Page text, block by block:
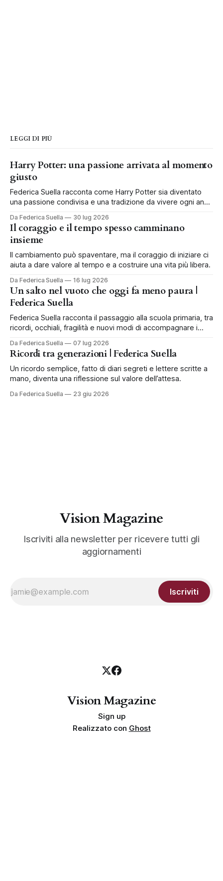
LEGGI DI PIÙ
Harry Potter: una passione arrivata al momento
giusto
Federica Suella racconta come Harry Potter sia diventato
una passione condivisa e una tradizione da vivere ogni anno
Da Federica Suella 30 lug 2026
Il coraggio e il tempo spesso camminano
insieme
Il cambiamento può spaventare, ma il coraggio di iniziare ci
aiuta a dare valore al tempo e a costruire una vita più libera.
Da Federica Suella 16 lug 2026
Un salto nel vuoto che oggi fa meno paura |
Federica Suella
Federica Suella racconta il passaggio alla scuola primaria, tra
ricordi, occhiali, fragilità e nuovi modi di accompagnare i
Da Federica Suella 07 lug 2026
Ricordi tra generazioni | Federica Suella
Un ricordo semplice, fatto di diari segreti e lettere scritte a
mano, diventa una riflessione sul valore dell’attesa.
Da Federica Suella 23 giu 2026
Vision Magazine
Iscriviti alla newsletter per ricevere tutti gli
aggiornamenti
Iscriviti
Vision Magazine
Sign up
Realizzato con Ghost